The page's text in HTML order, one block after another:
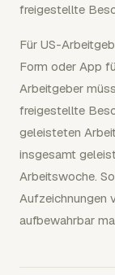
freigestellte
Für US-
Form oder App
Arbeitgeber
freigestellte
geleisteten
insgesamt
Arbeitswoche.
Aufzeichnungen
aufbewahrbar